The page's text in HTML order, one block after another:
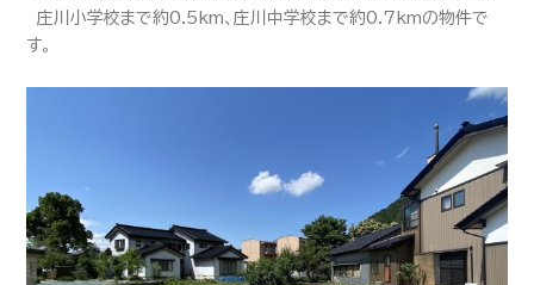
庄川小学校まで約0.5km、庄川中学校まで約0.7kmの物件で
す。